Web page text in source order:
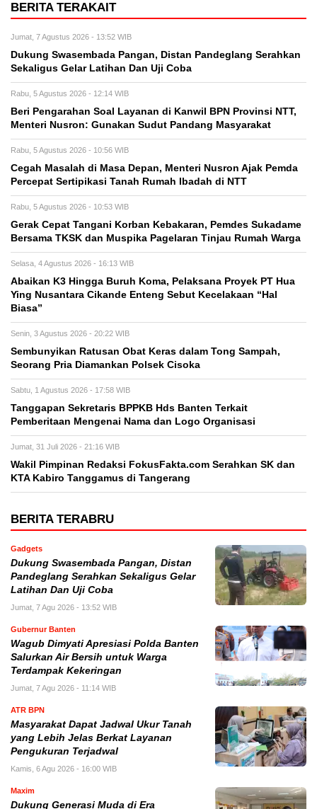
BERITA TERAKAIT
Jumat, 7 Agustus 2026 - 13:52 WIB
Dukung Swasembada Pangan, Distan Pandeglang Serahkan
Sekaligus Gelar Latihan Dan Uji Coba
Rabu, 5 Agustus 2026 - 12:14 WIB
Beri Pengarahan Soal Layanan di Kanwil BPN Provinsi NTT,
Menteri Nusron: Gunakan Sudut Pandang Masyarakat
Rabu, 5 Agustus 2026 - 10:56 WIB
Cegah Masalah di Masa Depan, Menteri Nusron Ajak Pemda
Percepat Sertipikasi Tanah Rumah Ibadah di NTT
Rabu, 5 Agustus 2026 - 10:53 WIB
Gerak Cepat Tangani Korban Kebakaran, Pemdes Sukadame
Bersama TKSK dan Muspika Pagelaran Tinjau Rumah Warga
Selasa, 4 Agustus 2026 - 16:13 WIB
Abaikan K3 Hingga Buruh Koma, Pelaksana Proyek PT Hua
Ying Nusantara Cikande Enteng Sebut Kecelakaan “Hal
Biasa”
Senin, 3 Agustus 2026 - 20:22 WIB
Sembunyikan Ratusan Obat Keras dalam Tong Sampah,
Seorang Pria Diamankan Polsek Cisoka
Sabtu, 1 Agustus 2026 - 17:58 WIB
Tanggapan Sekretaris BPPKB Hds Banten Terkait
Pemberitaan Mengenai Nama dan Logo Organisasi
Jumat, 31 Juli 2026 - 21:16 WIB
Wakil Pimpinan Redaksi FokusFakta.com Serahkan SK dan
KTA Kabiro Tanggamus di Tangerang
BERITA TERABRU
Gadgets
Dukung Swasembada Pangan, Distan
Pandeglang Serahkan Sekaligus Gelar
Latihan Dan Uji Coba
Jumat, 7 Agu 2026 - 13:52 WIB
Gubernur Banten
Wagub Dimyati Apresiasi Polda Banten
Salurkan Air Bersih untuk Warga
Terdampak Kekeringan
Jumat, 7 Agu 2026 - 11:14 WIB
ATR BPN
Masyarakat Dapat Jadwal Ukur Tanah
yang Lebih Jelas Berkat Layanan
Pengukuran Terjadwal
Kamis, 6 Agu 2026 - 16:00 WIB
Maxim
Dukung Generasi Muda di Era